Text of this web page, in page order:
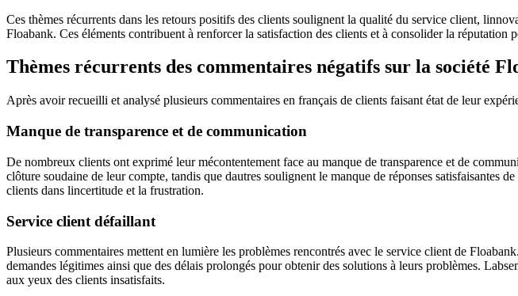
Ces thèmes récurrents dans les retours positifs des clients soulignent la qualité du service client,
Floabank. Ces éléments contribuent à renforcer la satisfaction des clients et à consolider la réputation
Thèmes récurrents des commentaires négatifs sur la société
Après avoir recueilli et analysé plusieurs commentaires en français de clients faisant état de leur
Manque de transparence et de communication
De nombreux clients ont exprimé leur mécontentement face au manque de transparence et de
clôture soudaine de leur compte, tandis que dautres soulignent le manque de réponses satisfaisantes
clients dans lincertitude et la frustration.
Service client défaillant
Plusieurs commentaires mettent en lumière les problèmes rencontrés avec le service client de
demandes légitimes ainsi que des délais prolongés pour obtenir des solutions à leurs problèmes.
aux yeux des clients insatisfaits.